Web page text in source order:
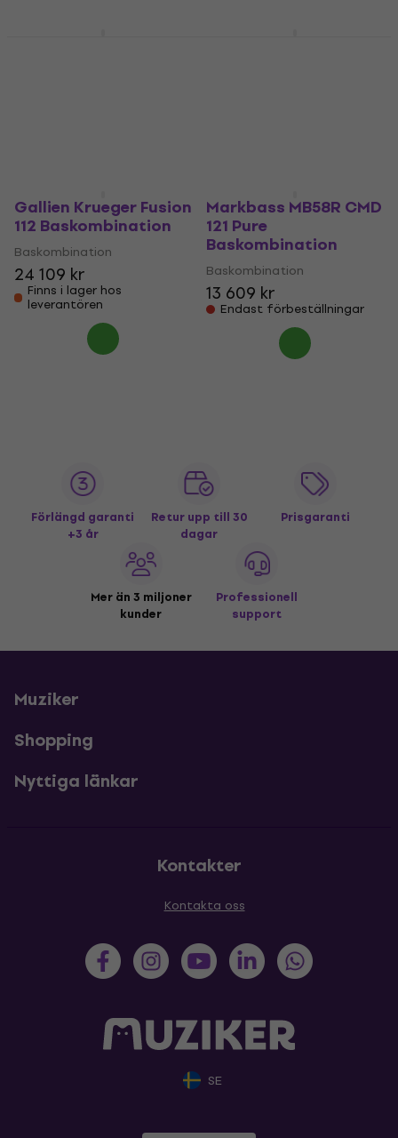
Gallien Krueger Fusion
112 Baskombination
Baskombination
24 109 kr
Finns i lager hos
leverantören
Markbass MB58R CMD
121 Pure
Baskombination
Baskombination
13 609 kr
Endast förbeställningar
Förlängd garanti
+3 år
Retur upp till 30
dagar
Prisgaranti
Mer än 3 miljoner
kunder
Professionell
support
Muziker
Shopping
Nyttiga länkar
Kontakter
Kontakta oss
SE